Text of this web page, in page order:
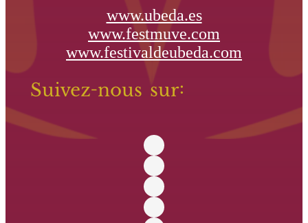
www.ubeda.es
www.festmuve.com
www.festivaldeubeda.com
Suivez-nous sur: